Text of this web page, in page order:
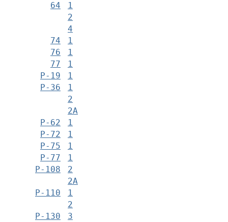
64
1
2
4
74
1
76
1
77
1
Р-19
1
Р-36
1
2
2А
Р-62
1
Р-72
1
Р-75
1
Р-77
1
Р-108
2
2А
Р-110
1
2
Р-130
3